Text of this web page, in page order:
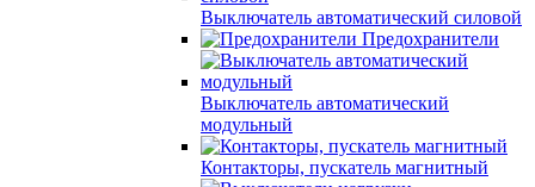
Выключатель автоматический силовой
Предохранители
Выключатель автоматический
модульный
Контакторы, пускатель магнитный